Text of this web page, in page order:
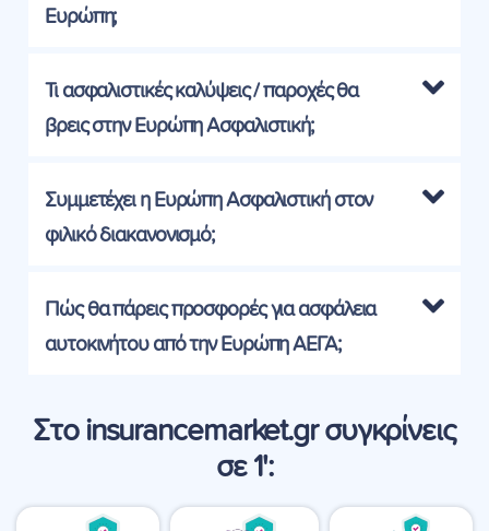
Ευρώπη;
Τι ασφαλιστικές καλύψεις / παροχές θα
βρεις στην Ευρώπη Ασφαλιστική;
Συμμετέχει η Ευρώπη Ασφαλιστική στον
φιλικό διακανονισμό;
Πώς θα πάρεις προσφορές για ασφάλεια
αυτοκινήτου από την Ευρώπη ΑΕΓΑ;
Στο insurancemarket.gr συγκρίνεις
σε 1':